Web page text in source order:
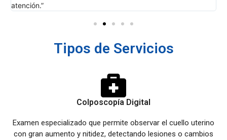
Tipos de Servicios
Colposcopía Digital
Examen especializado que permite observar el cuello uterino
con gran aumento y nitidez, detectando lesiones o cambios